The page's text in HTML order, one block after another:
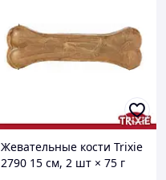
Жевательные кости Trixie
2790 15 см, 2 шт × 75 г